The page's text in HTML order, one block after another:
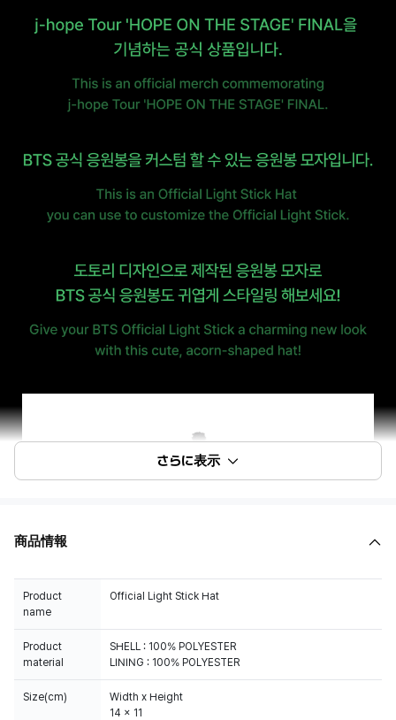
さらに表示
商品情報
Product
name
Official Light Stick Hat
Product
material
SHELL : 100% POLYESTER
LINING : 100% POLYESTER
Size(cm)
Width x Height
14 x 11